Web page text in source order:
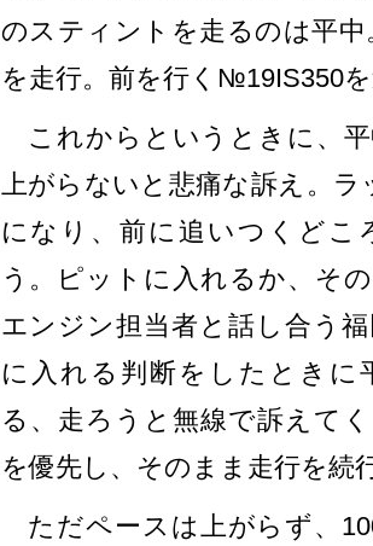
のスティントを走るのは平
を走行。前を行く№19IS350
これからというときに、
上がらないと悲痛な訴え。ラ
になり、前に追いつくどこ
う。ピットに入れるか、そ
エンジン担当者と話し合う
に入れる判断をしたときに
る、走ろうと無線で訴えて
を優先し、そのまま走行を続
ただペースは上がらず、